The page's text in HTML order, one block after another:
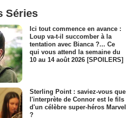
Séries
Ici tout commence en avance :
Loup va-t-il succomber à la
tentation avec Bianca ?... Ce
qui vous attend la semaine du
10 au 14 août 2026 [SPOILERS]
Sterling Point : saviez-vous que
l'interprète de Connor est le fils
d'un célèbre super-héros Marvel
?